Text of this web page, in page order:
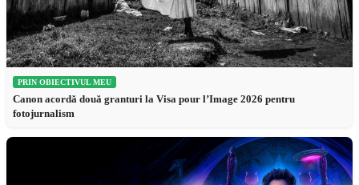
PRIN OBIECTIVUL MEU
Canon acordă două granturi la Visa pour l’Image 2026 pentru
fotojurnalism